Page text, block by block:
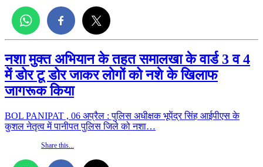
नशा मुक्त अभियान के तहत समालखा के वार्ड 3 व 4
में डोर टू डोर जाकर लोगों को नशे के खिलाफ
जागरूक किया
BOL PANIPAT , 06 अप्रैल : पुलिस अधीक्षक भूपेंद्र सिंह आईपीएस के
कुशल नेतृत्व में पानीपत पुलिस जिले को नशा…
Share this...